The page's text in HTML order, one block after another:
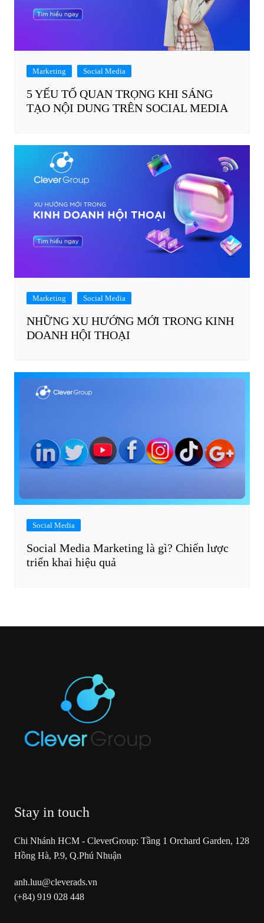
Marketing Social Media
5 YẾU TỐ QUAN TRỌNG KHI SÁNG
TẠO NỘI DUNG TRÊN SOCIAL MEDIA
Marketing Social Media
NHỮNG XU HƯỚNG MỚI TRONG KINH
DOANH HỘI THOẠI
Social Media
Social Media Marketing là gì? Chiến lược
triển khai hiệu quả
Stay in touch
Chi Nhánh HCM - CleverGroup: Tầng 1 Orchard Garden, 128
Hồng Hà, P.9, Q.Phú Nhuận
anh.luu@cleverads.vn
(+84) 919 028 448